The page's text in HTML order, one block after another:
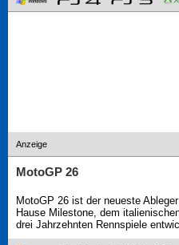
Anzeige
MotoGP 26
MotoGP 26 ist der neueste
Hause Milestone, dem
drei Jahrzehnten Rennspiele